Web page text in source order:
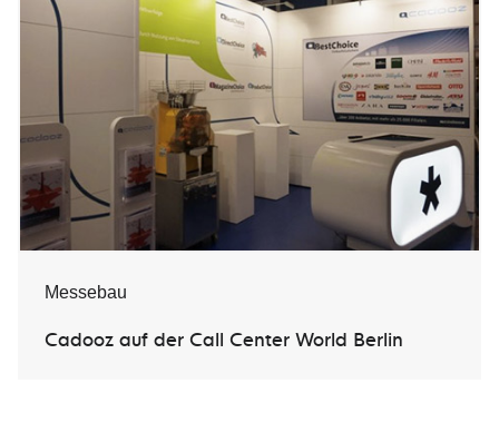
Messebau
Cadooz auf der Call Center World Berlin